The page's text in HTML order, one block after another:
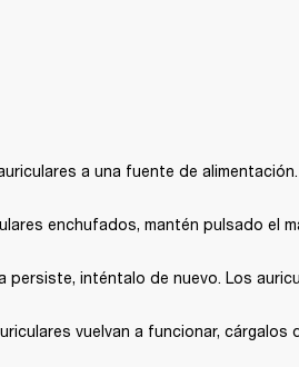
a una fuente de alimentación.
enchufados, mantén pulsado el
persiste, inténtalo de nuevo. Los
vuelvan a funcionar,